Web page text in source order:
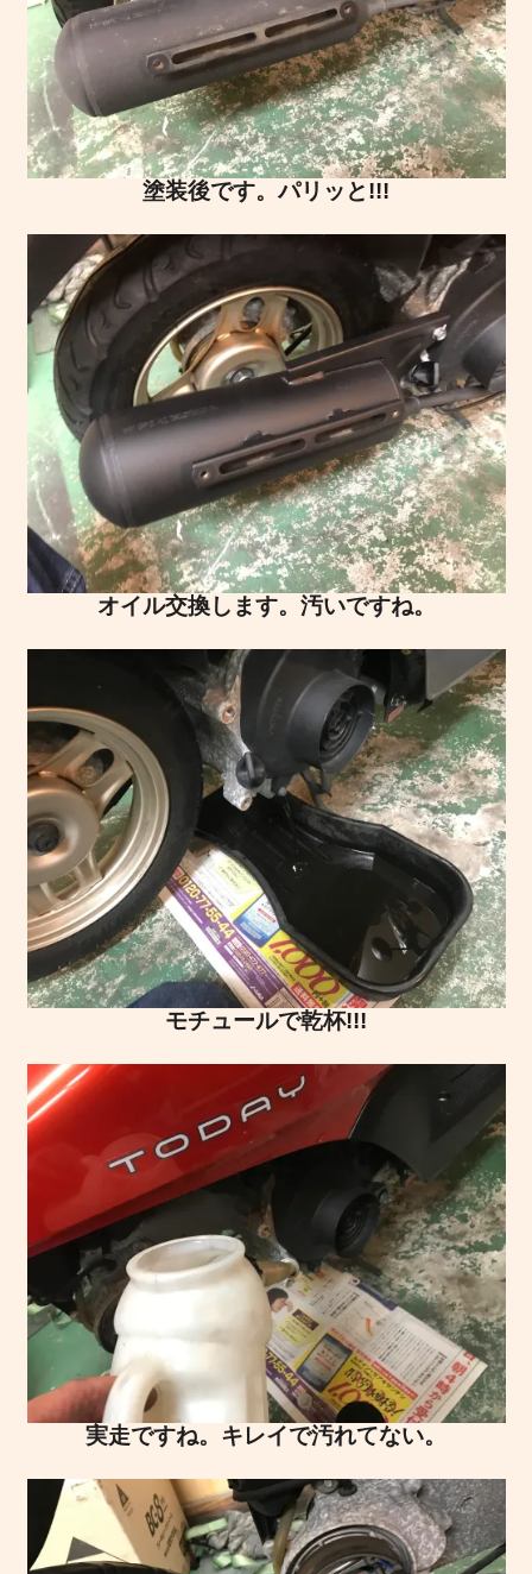
塗装後です。パリッと!!!
オイル交換します。汚いですね。
モチュールで乾杯!!!
実走ですね。キレイで汚れてない。